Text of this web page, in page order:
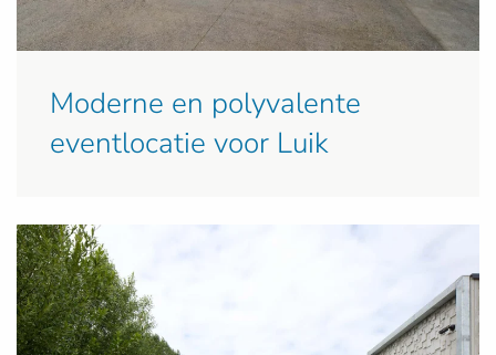
Moderne en polyvalente
eventlocatie voor Luik